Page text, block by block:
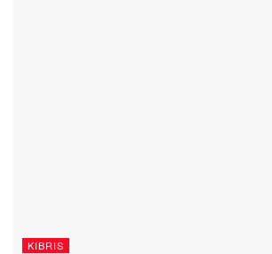
KIBRIS